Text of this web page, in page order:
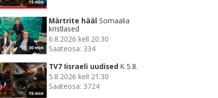
15 min
30 min
Märtrite hääl Somaalia
kristlased
6.8.2026 kell 20.30
Saateosa: 334
15 min
TV7 Iisraeli uudised K 5.8.
5.8.2026 kell 21.30
Saateosa: 3724